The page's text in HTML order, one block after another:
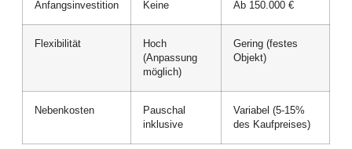
Anfangsinvestition Keine Ab 150.000 €
Flexibilität
Hoch
(Anpassung
möglich)
Gering (festes
Objekt)
Nebenkosten
Pauschal
inklusive
Variabel (5-15%
des Kaufpreises)